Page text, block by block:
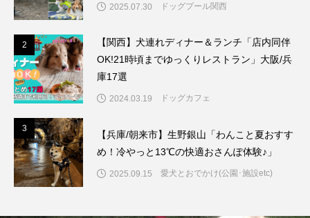
2025.07.30 ドッグプール関西
2
【関西】犬連れディナー＆ランチ「店内同伴
OK!21時頃までゆっくりレストラン」大阪/兵
庫17選
2024.03.19 ドッグカフェ
3
【兵庫/朝来市】生野銀山「わんこと夏おすす
め！冷やっと13℃の快適おさんぽ体験♪」
2025.09.15 愛犬とおでかけ(公園･施設etc)